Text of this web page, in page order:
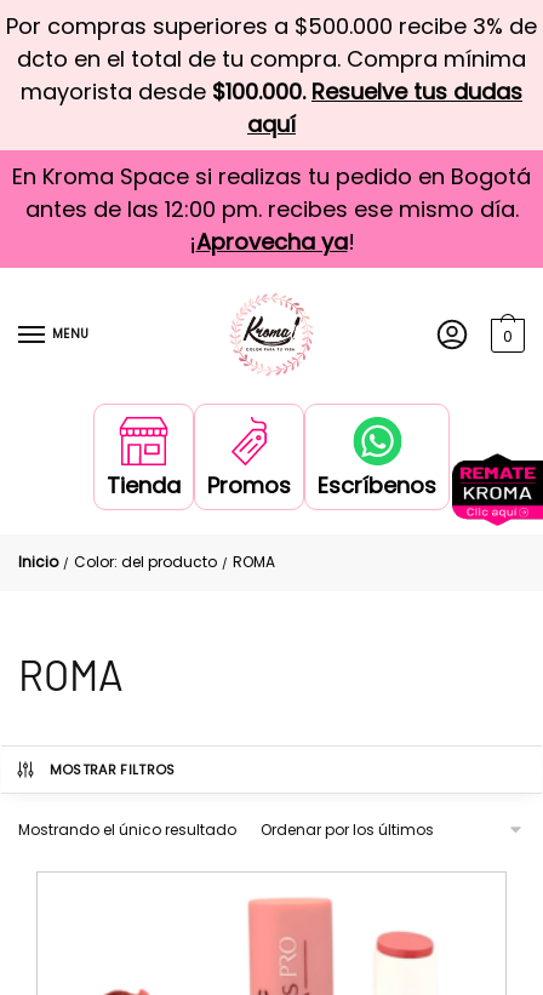
Por compras superiores a $500.000 recibe 3% de
dcto en el total de tu compra. Compra mínima
mayorista desde $100.000. Resuelve tus dudas
aquí
En Kroma Space si realizas tu pedido en Bogotá
antes de las 12:00 pm. recibes ese mismo día.
¡Aprovecha ya!
MENU 0
Tienda Promos Escríbenos
Inicio / Color: del producto / ROMA
ROMA
MOSTRAR FILTROS
Mostrando el único resultado